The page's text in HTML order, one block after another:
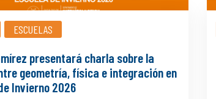
ESCUELAS
presentará charla sobre la
geometría, física e integración en
Invierno 2026